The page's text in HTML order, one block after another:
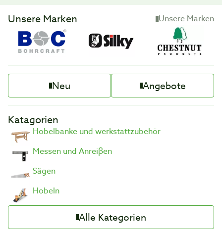
Unsere Marken Unsere Marken
Neu Angebote
Katagorien
Hobelbanke und werkstattzubehör
Messen und Anreiβen
Sägen
Hobeln
Alle Kategorien